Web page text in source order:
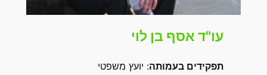
עו"ד אסף בן לוי
תפקידים בעמותה: יועץ משפטי